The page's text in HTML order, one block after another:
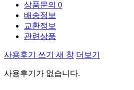
상품문의 0
배송정보
교환정보
관련상품
사용후기 쓰기 새 창 더보기
사용후기가 없습니다.